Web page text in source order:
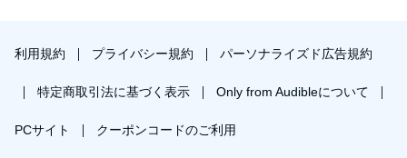
利用規約 プライバシー規約 パーソナライズド広告規約
特定商取引法に基づく表示 Only from Audibleについて
PCサイト クーポンコードのご利用